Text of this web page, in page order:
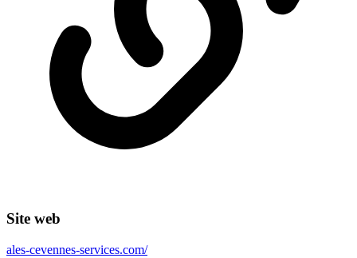
Site web
ales-cevennes-services.com/